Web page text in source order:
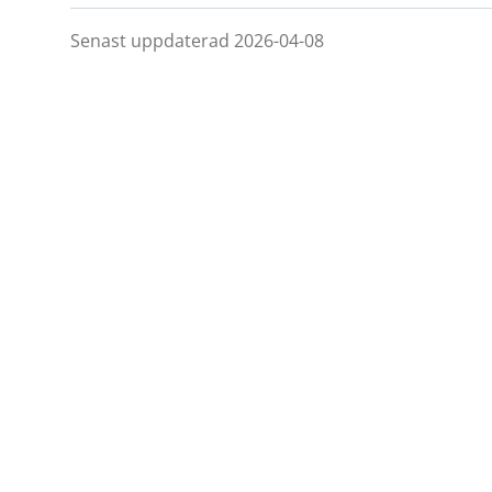
Senast uppdaterad 2026-04-08